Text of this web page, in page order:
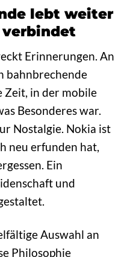
lebt weiter
Erinnerungen. An
bahnbrechende
Zeit, in der mobile
Besonderes war.
Nostalgie. Nokia ist
neu erfunden hat,
Ein
und
Auswahl an
Philosophie